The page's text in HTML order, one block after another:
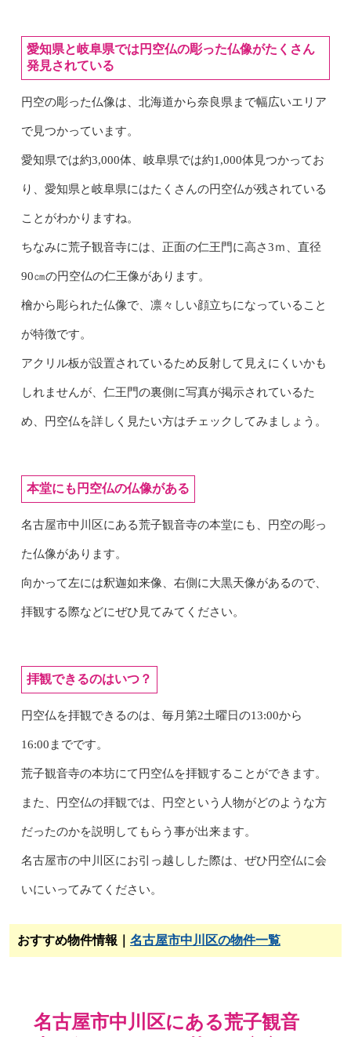
愛知県と岐阜県では円空仏の彫った仏像がたくさん
発見されている
円空の彫った仏像は、北海道から奈良県まで幅広いエリア
で見つかっています。
愛知県では約3,000体、岐阜県では約1,000体見つかってお
り、愛知県と岐阜県にはたくさんの円空仏が残されている
ことがわかりますね。
ちなみに荒子観音寺には、正面の仁王門に高さ3ｍ、直径
90㎝の円空仏の仁王像があります。
檜から彫られた仏像で、凛々しい顔立ちになっていること
が特徴です。
アクリル板が設置されているため反射して見えにくいかも
しれませんが、仁王門の裏側に写真が掲示されているた
め、円空仏を詳しく見たい方はチェックしてみましょう。
本堂にも円空仏の仏像がある
名古屋市中川区にある荒子観音寺の本堂にも、円空の彫っ
た仏像があります。
向かって左には釈迦如来像、右側に大黒天像があるので、
拝観する際などにぜひ見てみてください。
拝観できるのはいつ？
円空仏を拝観できるのは、毎月第2土曜日の13:00から
16:00までです。
荒子観音寺の本坊にて円空仏を拝観することができます。
また、円空仏の拝観では、円空という人物がどのような方
だったのかを説明してもらう事が出来ます。
名古屋市の中川区にお引っ越しした際は、ぜひ円空仏に会
いにいってみてください。
おすすめ物件情報｜ 名古屋市中川区の物件一覧
名古屋市中川区にある荒子観音